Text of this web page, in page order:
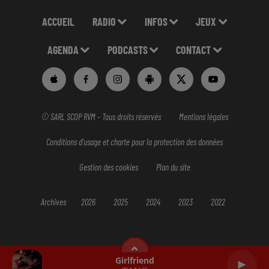
Girlfriend
ACCUEIL RADIO INFOS JEUX
AGENDA PODCASTS CONTACT
© SARL SCOP RVM - Tous droits réservés Mentions légales
Conditions d'usage et charte pour la protection des données
Gestion des cookies Plan du site
Archives 2026 2025 2024 2023 2022